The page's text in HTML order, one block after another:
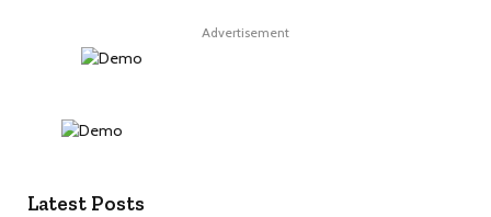
Advertisement
Latest Posts